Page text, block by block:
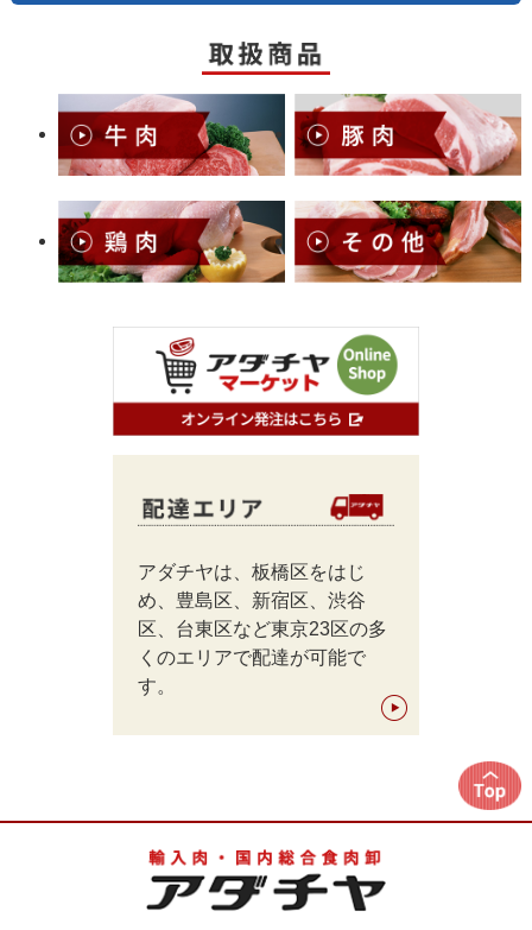
アダチヤは、板橋区をはじ
め、豊島区、新宿区、渋谷
区、台東区など東京23区の多
くのエリアで配達が可能で
す。